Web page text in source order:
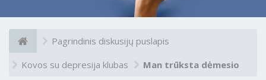
Pagrindinis diskusijų puslapis
Kovos su depresija klubas
Man trūksta dėmesio